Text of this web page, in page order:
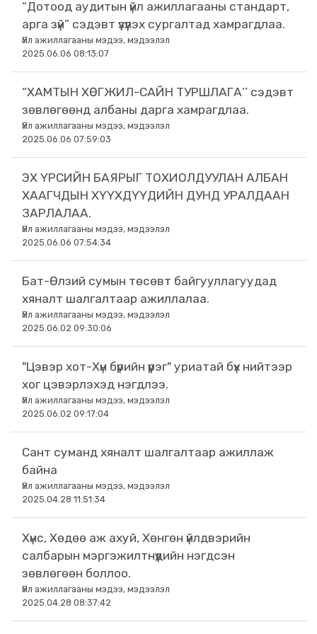
“Дотоод аудитын үйл ажиллагааны стандарт,
арга зүй” сэдэвт үзүүлэх сургалтад хамрагдлаа.
Үйл ажиллагааны мэдээ, мэдээлэл
2025.06.06 08:13:07
“ХАМТЫН ХӨГЖИЛ-САЙН ТУРШЛАГА’’ сэдэвт
зөвлөгөөнд албаны дарга хамрагдлаа.
Үйл ажиллагааны мэдээ, мэдээлэл
2025.06.06 07:59:03
ЭХ ҮРСИЙН БАЯРЫГ ТОХИОЛДУУЛАН АЛБАН
ХААГЧДЫН ХҮҮХДҮҮДИЙН ДУНД УРАЛДААН
ЗАРЛАЛАА.
Үйл ажиллагааны мэдээ, мэдээлэл
2025.06.06 07:54:34
Бат-Өлзий сумын төсөвт байгууллагуудад
хяналт шалгалтаар ажиллалаа.
Үйл ажиллагааны мэдээ, мэдээлэл
2025.06.02 09:30:06
"Цэвэр хот-Хүн бүрийн үүрэг" уриатай бүх нийтээр
хог цэвэрлэхэд нэгдлээ.
Үйл ажиллагааны мэдээ, мэдээлэл
2025.06.02 09:17:04
Сант суманд хяналт шалгалтаар ажиллаж
байна
Үйл ажиллагааны мэдээ, мэдээлэл
2025.04.28 11:51:34
Хүнс, Хөдөө аж ахуй, Хөнгөн үйлдвэрийн
салбарын мэргэжилтнүүдийн нэгдсэн
зөвлөгөөн боллоо.
Үйл ажиллагааны мэдээ, мэдээлэл
2025.04.28 08:37:42